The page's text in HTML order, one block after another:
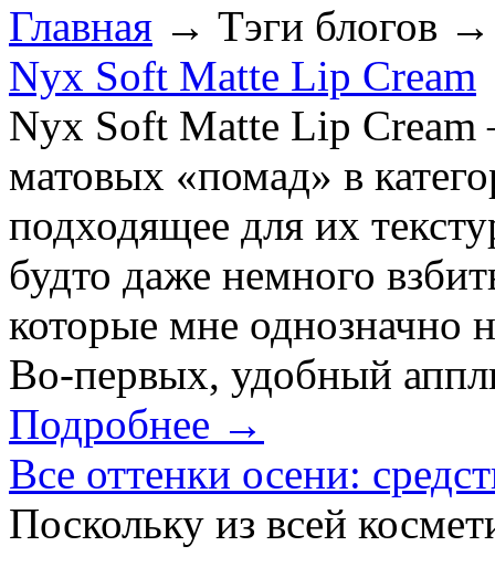
Главная → Тэги блогов →
Nyx Soft Matte Lip Cream
Nyx Soft Matte Lip Cream
матовых «помад» в
подходящее для их
будто даже немного
которые мне однозначно
Во-первых, удобный
Подробнее →
Все оттенки осени:
Поскольку из всей